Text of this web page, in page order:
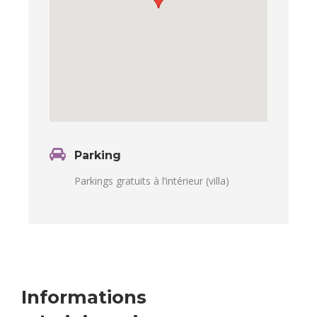
Parking
Parkings gratuits à l’intérieur (villa)
Informations